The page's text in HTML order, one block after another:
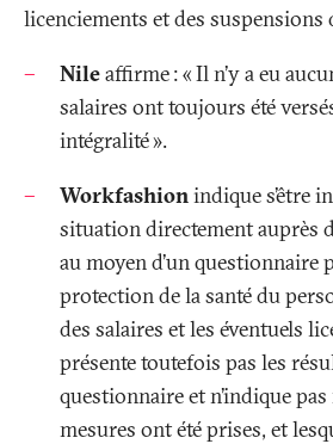
licenciements et des suspensions
Nileaffirme: «Il n’y a eu
salaires ont toujours été
intégralité».
Workfashionindique s’être
situation directement auprès
au moyen d’un questionnaire
protection de la santé du
des salaires et les éventuels
présente toutefois pas les
questionnaire et n’indique
mesures ont été prises, et